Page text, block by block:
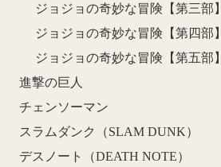
ジョジョの奇妙な冒険【第三部】
ジョジョの奇妙な冒険【第四部】
ジョジョの奇妙な冒険【第五部】
進撃の巨人
チェンソーマン
スラムダンク（SLAM DUNK）
デスノート（DEATH NOTE）